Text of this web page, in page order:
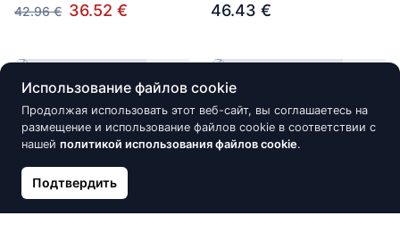
42.96 € 36.52 € 46.43 €
Использование файлов cookie
Продолжая использовать этот веб-сайт, вы соглашаетесь на
размещение и использование файлов cookie в соответствии с
нашей политикой использования файлов cookie.
Подтвердить